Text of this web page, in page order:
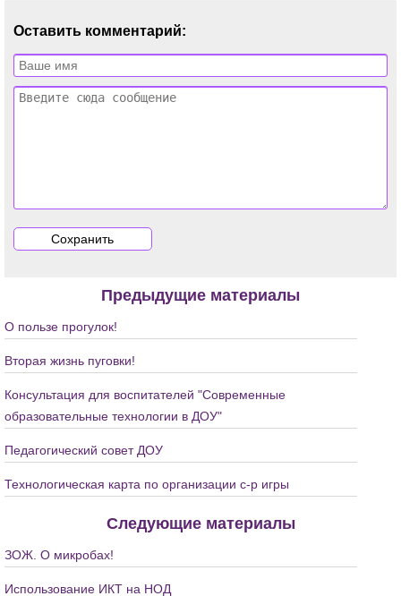
Оставить комментарий:
Предыдущие материалы
О пользе прогулок!
Вторая жизнь пуговки!
Консультация для воспитателей "Современные
образовательные технологии в ДОУ"
Педагогический совет ДОУ
Технологическая карта по организации с-р игры
Следующие материалы
ЗОЖ. О микробах!
Использование ИКТ на НОД